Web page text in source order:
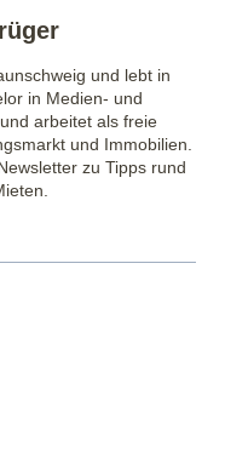
und lebt in
in Medien- und
arbeitet als freie
und Immobilien.
zu Tipps rund